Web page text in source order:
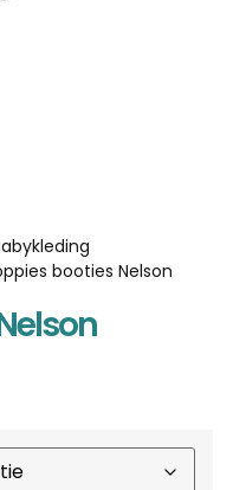
booties Nelson